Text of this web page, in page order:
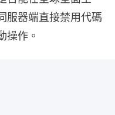
服器端直接禁用代碼
操作。